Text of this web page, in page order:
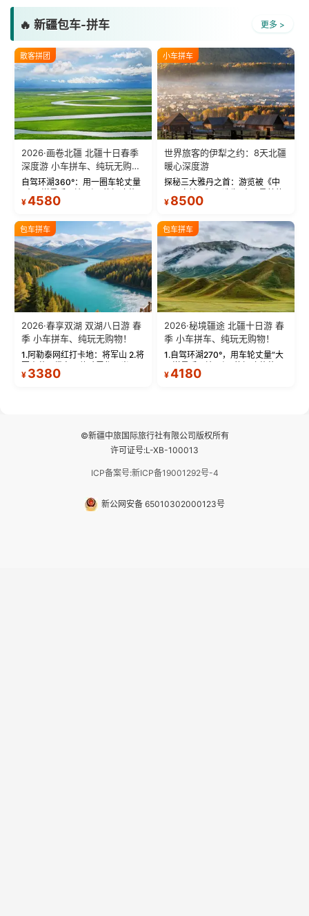
🔥 新疆包车-拼车 更多 >
散客拼团
2026·画卷北疆 北疆十日春季
深度游 小车拼车、纯玩无购
物！
自驾环湖360°：用一圈车轮丈量
“大西洋最后一滴眼泪”的极致蔚
蓝。 赛湖旅拍：甄选多款风格服
绝美瞬间。 赛湖坦克300跟车视
频：专业摄影师...
¥4580
小车拼车
世界旅客的伊犁之约：8天北疆
暖心深度游
探秘三大雅丹之首：游览被《中
国国家地理》评选为“中国最美的
三大雅丹”第一名的克拉玛依魔鬼
瓦人最大村落——禾木村，欣赏
晨雾与小木...
¥ 8500
包车拼车
2026·春享双湖 双湖八日游 春
季 小车拼车、纯玩无购物！
1.阿勒泰网红打卡地：将军山 2.将
军山落日缆车，体验雪都风光 3.
将军山，夕阳派对，蹦迪party 4.
¥ 3380
包车拼车
2026·秘境疆途 北疆十日游 春
季 小车拼车、纯玩无购物！
1.自驾环湖270°，用车轮丈量“大
西洋最后一滴眼泪”的极致蔚蓝，
让雪山、花海与深邃湖水在转弯
¥4180
©新疆中旅国际旅行社有限公司版权所有
许可证号:L-XB-100013
ICP备案号:新ICP备19001292号-4
新公网安备 65010302000123号